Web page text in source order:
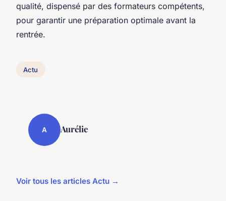
qualité, dispensé par des formateurs compétents,
pour garantir une préparation optimale avant la
rentrée.
Actu
A Aurélie
Voir tous les articles Actu →